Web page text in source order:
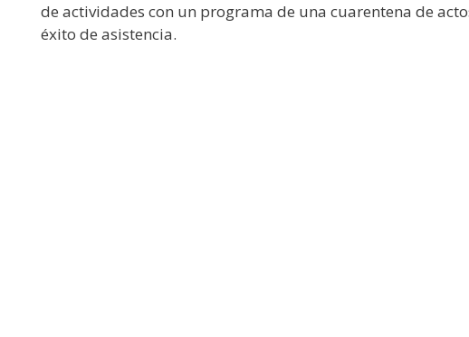
de actividades con un programa de una cuarentena de
éxito de asistencia.